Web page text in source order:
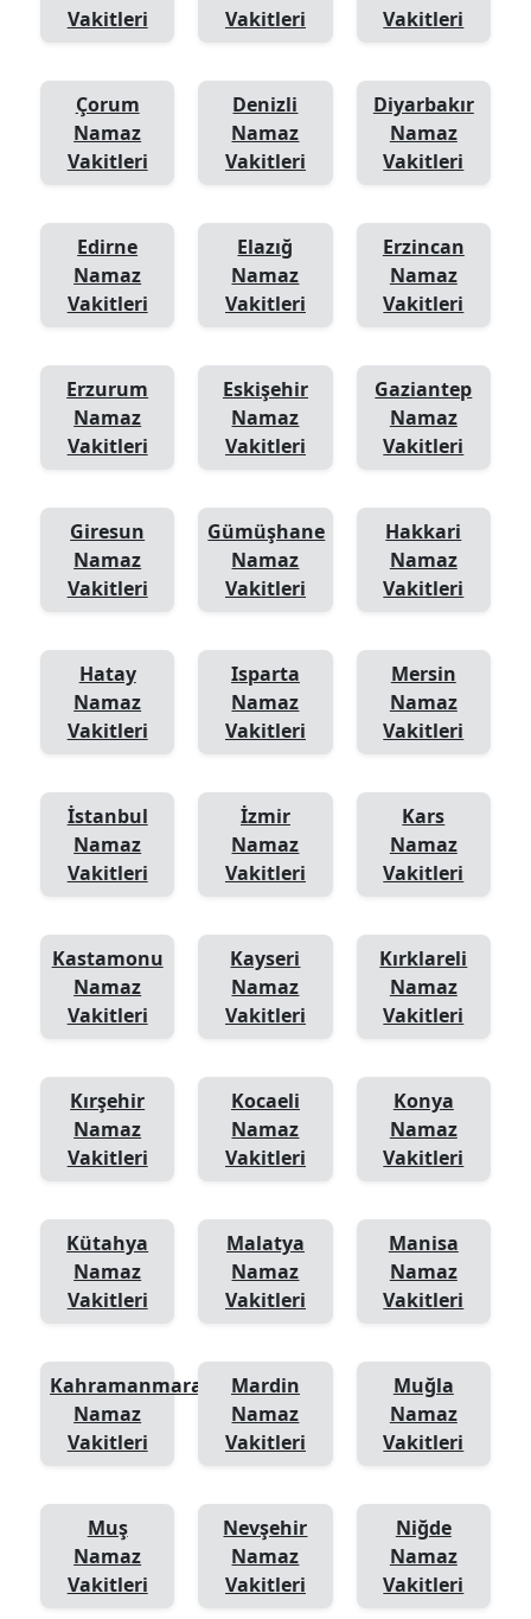
Vakitleri
Vakitleri
Vakitleri
Çorum
Namaz
Vakitleri
Denizli
Namaz
Vakitleri
Diyarbakır
Namaz
Vakitleri
Edirne
Namaz
Vakitleri
Elazığ
Namaz
Vakitleri
Erzincan
Namaz
Vakitleri
Erzurum
Namaz
Vakitleri
Eskişehir
Namaz
Vakitleri
Gaziantep
Namaz
Vakitleri
Giresun
Namaz
Vakitleri
Gümüşhane
Namaz
Vakitleri
Hakkari
Namaz
Vakitleri
Hatay
Namaz
Vakitleri
Isparta
Namaz
Vakitleri
Mersin
Namaz
Vakitleri
İstanbul
Namaz
Vakitleri
İzmir
Namaz
Vakitleri
Kars
Namaz
Vakitleri
Kastamonu
Namaz
Vakitleri
Kayseri
Namaz
Vakitleri
Kırklareli
Namaz
Vakitleri
Kırşehir
Namaz
Vakitleri
Kocaeli
Namaz
Vakitleri
Konya
Namaz
Vakitleri
Kütahya
Namaz
Vakitleri
Malatya
Namaz
Vakitleri
Manisa
Namaz
Vakitleri
Kahramanmaraş
Namaz
Vakitleri
Mardin
Namaz
Vakitleri
Muğla
Namaz
Vakitleri
Muş
Namaz
Vakitleri
Nevşehir
Namaz
Vakitleri
Niğde
Namaz
Vakitleri